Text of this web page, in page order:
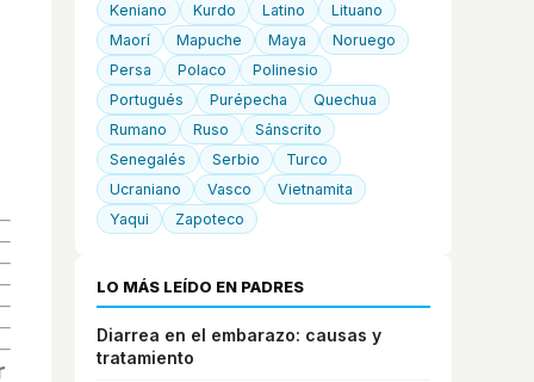
Keniano
Kurdo Latino
Lituano
Maorí
Mapuche Maya
Noruego
Persa
Polaco
Polinesio
Portugués
Purépecha
Quechua
Rumano
Ruso
Sánscrito
Senegalés
Serbio
Turco
Ucraniano
Vasco
Vietnamita
Yaqui
Zapoteco
LO MÁS LEÍDO EN PADRES
Diarrea en el embarazo: causas y
tratamiento